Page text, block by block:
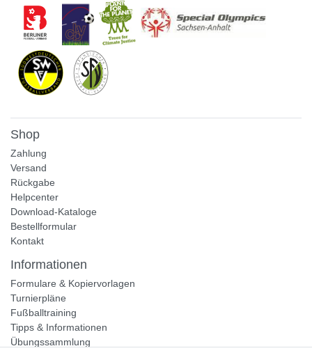
Shop
Zahlung
Versand
Rückgabe
Helpcenter
Download-Kataloge
Bestellformular
Kontakt
Informationen
Formulare & Kopiervorlagen
Turnierpläne
Fußballtraining
Tipps & Informationen
Übungssammlung